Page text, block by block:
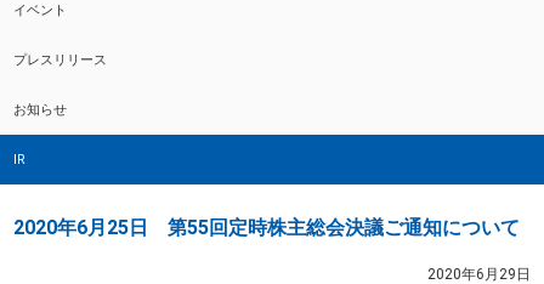
イベント
プレスリリース
お知らせ
IR
2020年6月25日 第55回定時株主総会決議ご通知について
2020年6月29日